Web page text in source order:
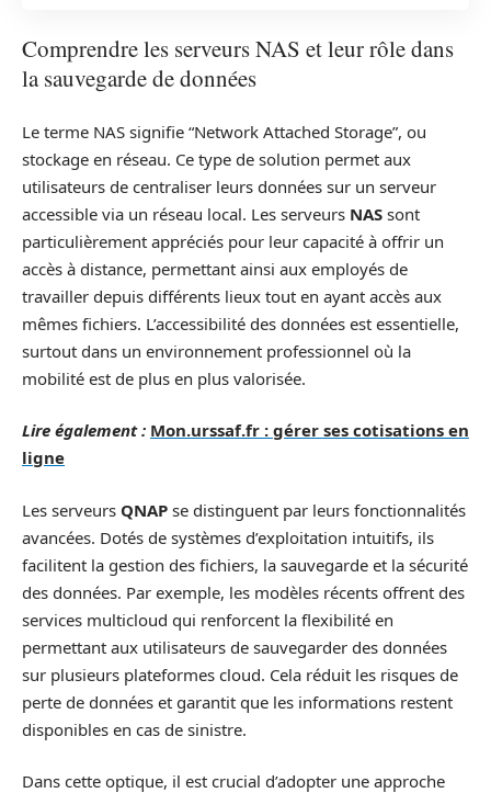
Comprendre les serveurs NAS et leur rôle dans
la sauvegarde de données
Le terme NAS signifie “Network Attached Storage”, ou
stockage en réseau. Ce type de solution permet aux
utilisateurs de centraliser leurs données sur un serveur
accessible via un réseau local. Les serveurs NAS sont
particulièrement appréciés pour leur capacité à offrir un
accès à distance, permettant ainsi aux employés de
travailler depuis différents lieux tout en ayant accès aux
mêmes fichiers. L’accessibilité des données est essentielle,
surtout dans un environnement professionnel où la
mobilité est de plus en plus valorisée.
Lire également : Mon.urssaf.fr : gérer ses cotisations en
ligne
Les serveurs QNAP se distinguent par leurs fonctionnalités
avancées. Dotés de systèmes d’exploitation intuitifs, ils
facilitent la gestion des fichiers, la sauvegarde et la sécurité
des données. Par exemple, les modèles récents offrent des
services multicloud qui renforcent la flexibilité en
permettant aux utilisateurs de sauvegarder des données
sur plusieurs plateformes cloud. Cela réduit les risques de
perte de données et garantit que les informations restent
disponibles en cas de sinistre.
Dans cette optique, il est crucial d’adopter une approche